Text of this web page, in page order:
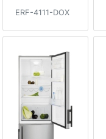
ERF-4111-DOX